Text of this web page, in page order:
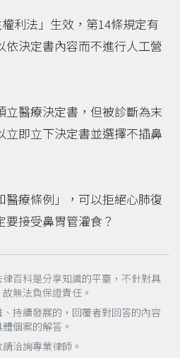
利法」生效，第14條規定有
決定書內容而不進行人工營
醫療決定書，但被診斷為末
立即立下決定書並選擇不插鼻
醫療條例」，可以拒絕心肺復
接受鼻胃管灌食？
百科是分享知識的平臺，不針對具
無法負保證責任。
持續發展的，回覆者對回答的內容
個案的解答。
洽詢專業律師。